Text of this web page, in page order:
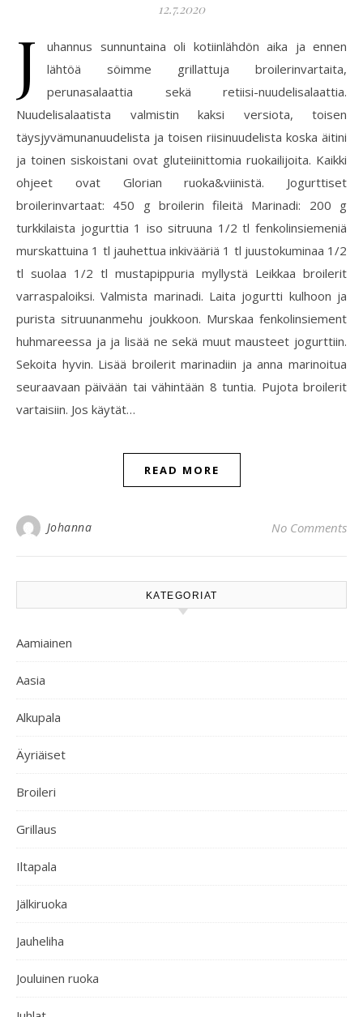
12.7.2020
J
uhannus sunnuntaina oli kotiinlähdön aika ja ennen
lähtöä söimme grillattuja broilerinvartaita,
perunasalaattia sekä retiisi-nuudelisalaattia.
Nuudelisalaatista valmistin kaksi versiota, toisen
täysjyvämunanuudelista ja toisen riisinuudelista koska äitini
ja toinen siskoistani ovat gluteiinittomia ruokailijoita. Kaikki
ohjeet ovat Glorian ruoka&viinistä. Jogurttiset
broilerinvartaat: 450 g broilerin fileitä Marinadi: 200 g
turkkilaista jogurttia 1 iso sitruuna 1/2 tl fenkolinsiemeniä
murskattuina 1 tl jauhettua inkivääriä 1 tl juustokuminaa 1/2
tl suolaa 1/2 tl mustapippuria myllystä Leikkaa broilerit
varraspaloiksi. Valmista marinadi. Laita jogurtti kulhoon ja
purista sitruunanmehu joukkoon. Murskaa fenkolinsiement
huhmareessa ja ja lisää ne sekä muut mausteet jogurttiin.
Sekoita hyvin. Lisää broilerit marinadiin ja anna marinoitua
seuraavaan päivään tai vähintään 8 tuntia. Pujota broilerit
vartaisiin. Jos käytät…
READ MORE
Johanna No Comments
KATEGORIAT
Aamiainen
Aasia
Alkupala
Äyriäiset
Broileri
Grillaus
Iltapala
Jälkiruoka
Jauheliha
Jouluinen ruoka